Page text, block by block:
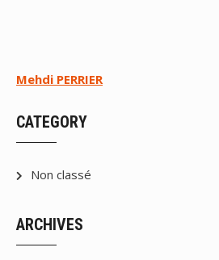
Navigation
l’article
Mehdi PERRIER
CATEGORY
Non classé
ARCHIVES